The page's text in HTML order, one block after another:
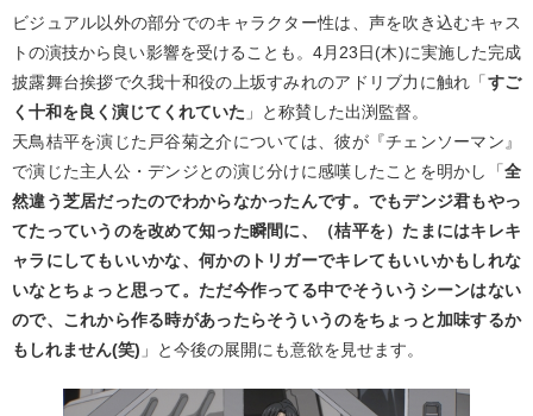
ビジュアル以外の部分でのキャラクター性は、声を吹き込むキャス
トの演技から良い影響を受けることも。4月23日(木)に実施した完成
披露舞台挨拶で久我十和役の上坂すみれのアドリブ力に触れ「すご
く十和を良く演じてくれていた 」と称賛した出渕監督。
天鳥桔平を演じた戸谷菊之介については、彼が『チェンソーマン』
で演じた主人公・デンジとの演じ分けに感嘆したことを明かし「全
然違う芝居だったのでわからなかったんです。でもデンジ君もやっ
てたっていうのを改めて知った瞬間に、（桔平を）たまにはキレキ
ャラにしてもいいかな、何かのトリガーでキレてもいいかもしれな
いなとちょっと思って。ただ今作ってる中でそういうシーンはない
ので、これから作る時があったらそういうのをちょっと加味するか
もしれません(笑) 」と今後の展開にも意欲を見せます。